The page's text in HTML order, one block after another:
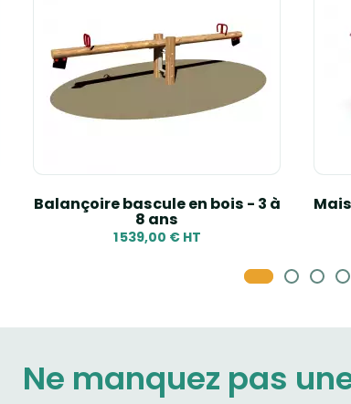
Balançoire bascule en bois - 3 à
8 ans
1 539,00 € HT
Ne manquez pas